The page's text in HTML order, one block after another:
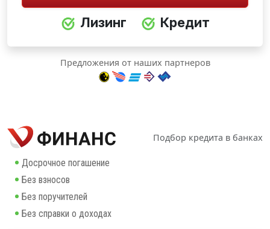
Лизинг Кредит
Предложения от наших партнеров
Подбор кредита в банках
Досрочное погашение
Без взносов
Без поручителей
Без справки о доходах